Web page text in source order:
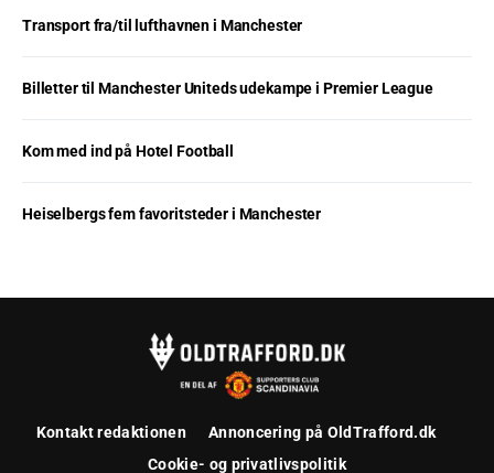
Transport fra/til lufthavnen i Manchester
Billetter til Manchester Uniteds udekampe i Premier League
Kom med ind på Hotel Football
Heiselbergs fem favoritsteder i Manchester
Kontakt redaktionen
Annoncering på OldTrafford.dk
Cookie- og privatlivspolitik